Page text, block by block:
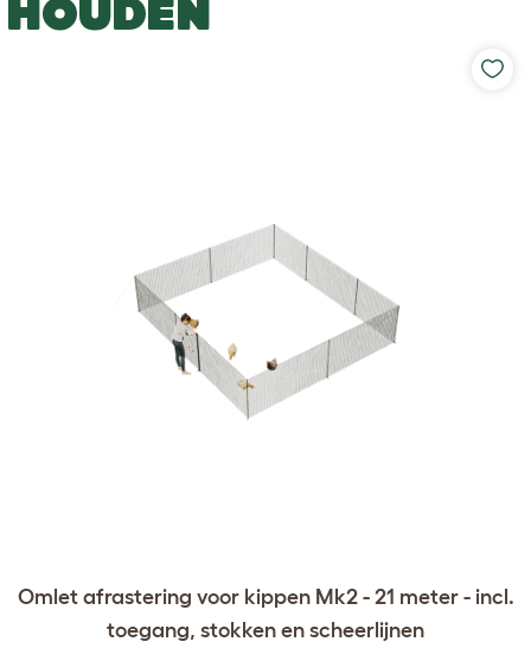
HOUDEN
Omlet afrastering voor kippen Mk2 - 21 meter - incl.
toegang, stokken en scheerlijnen